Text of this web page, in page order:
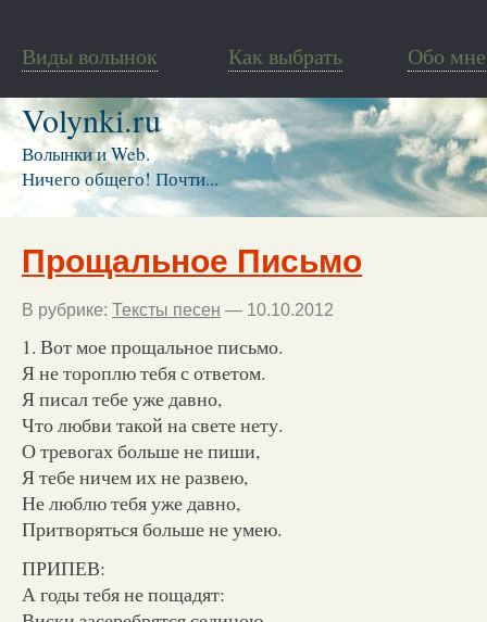
Виды волынок Как выбрать Обо мне
Volynki.ru
Волынки и Web.
Ничего общего! Почти...
Прощальное Письмо
В рубрике: Тексты песен — 10.10.2012
1. Вот мое прощальное письмо.
Я не тороплю тебя с ответом.
Я писал тебе уже давно,
Что любви такой на свете нету.
О тревогах больше не пиши,
Я тебе ничем их не развею,
Не люблю тебя уже давно,
Притворяться больше не умею.
ПРИПЕВ:
А годы тебя не пощадят: